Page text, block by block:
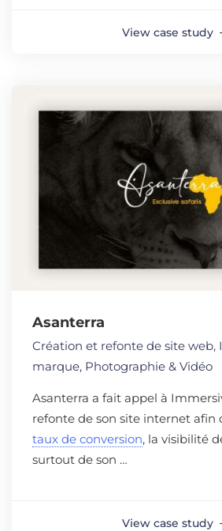
View case study
Asanterra
Création et refonte de site web,
marque, Photographie & Vidéo
Asanterra a fait appel à
refonte de son site internet afin
taux de conversion, la visibilité
surtout de son …
View case study